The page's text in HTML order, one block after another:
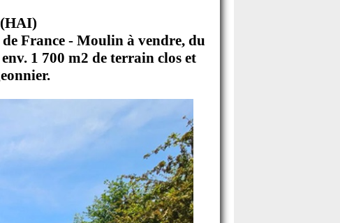
France - Moulin à vendre, du
1 700 m2 de terrain clos et